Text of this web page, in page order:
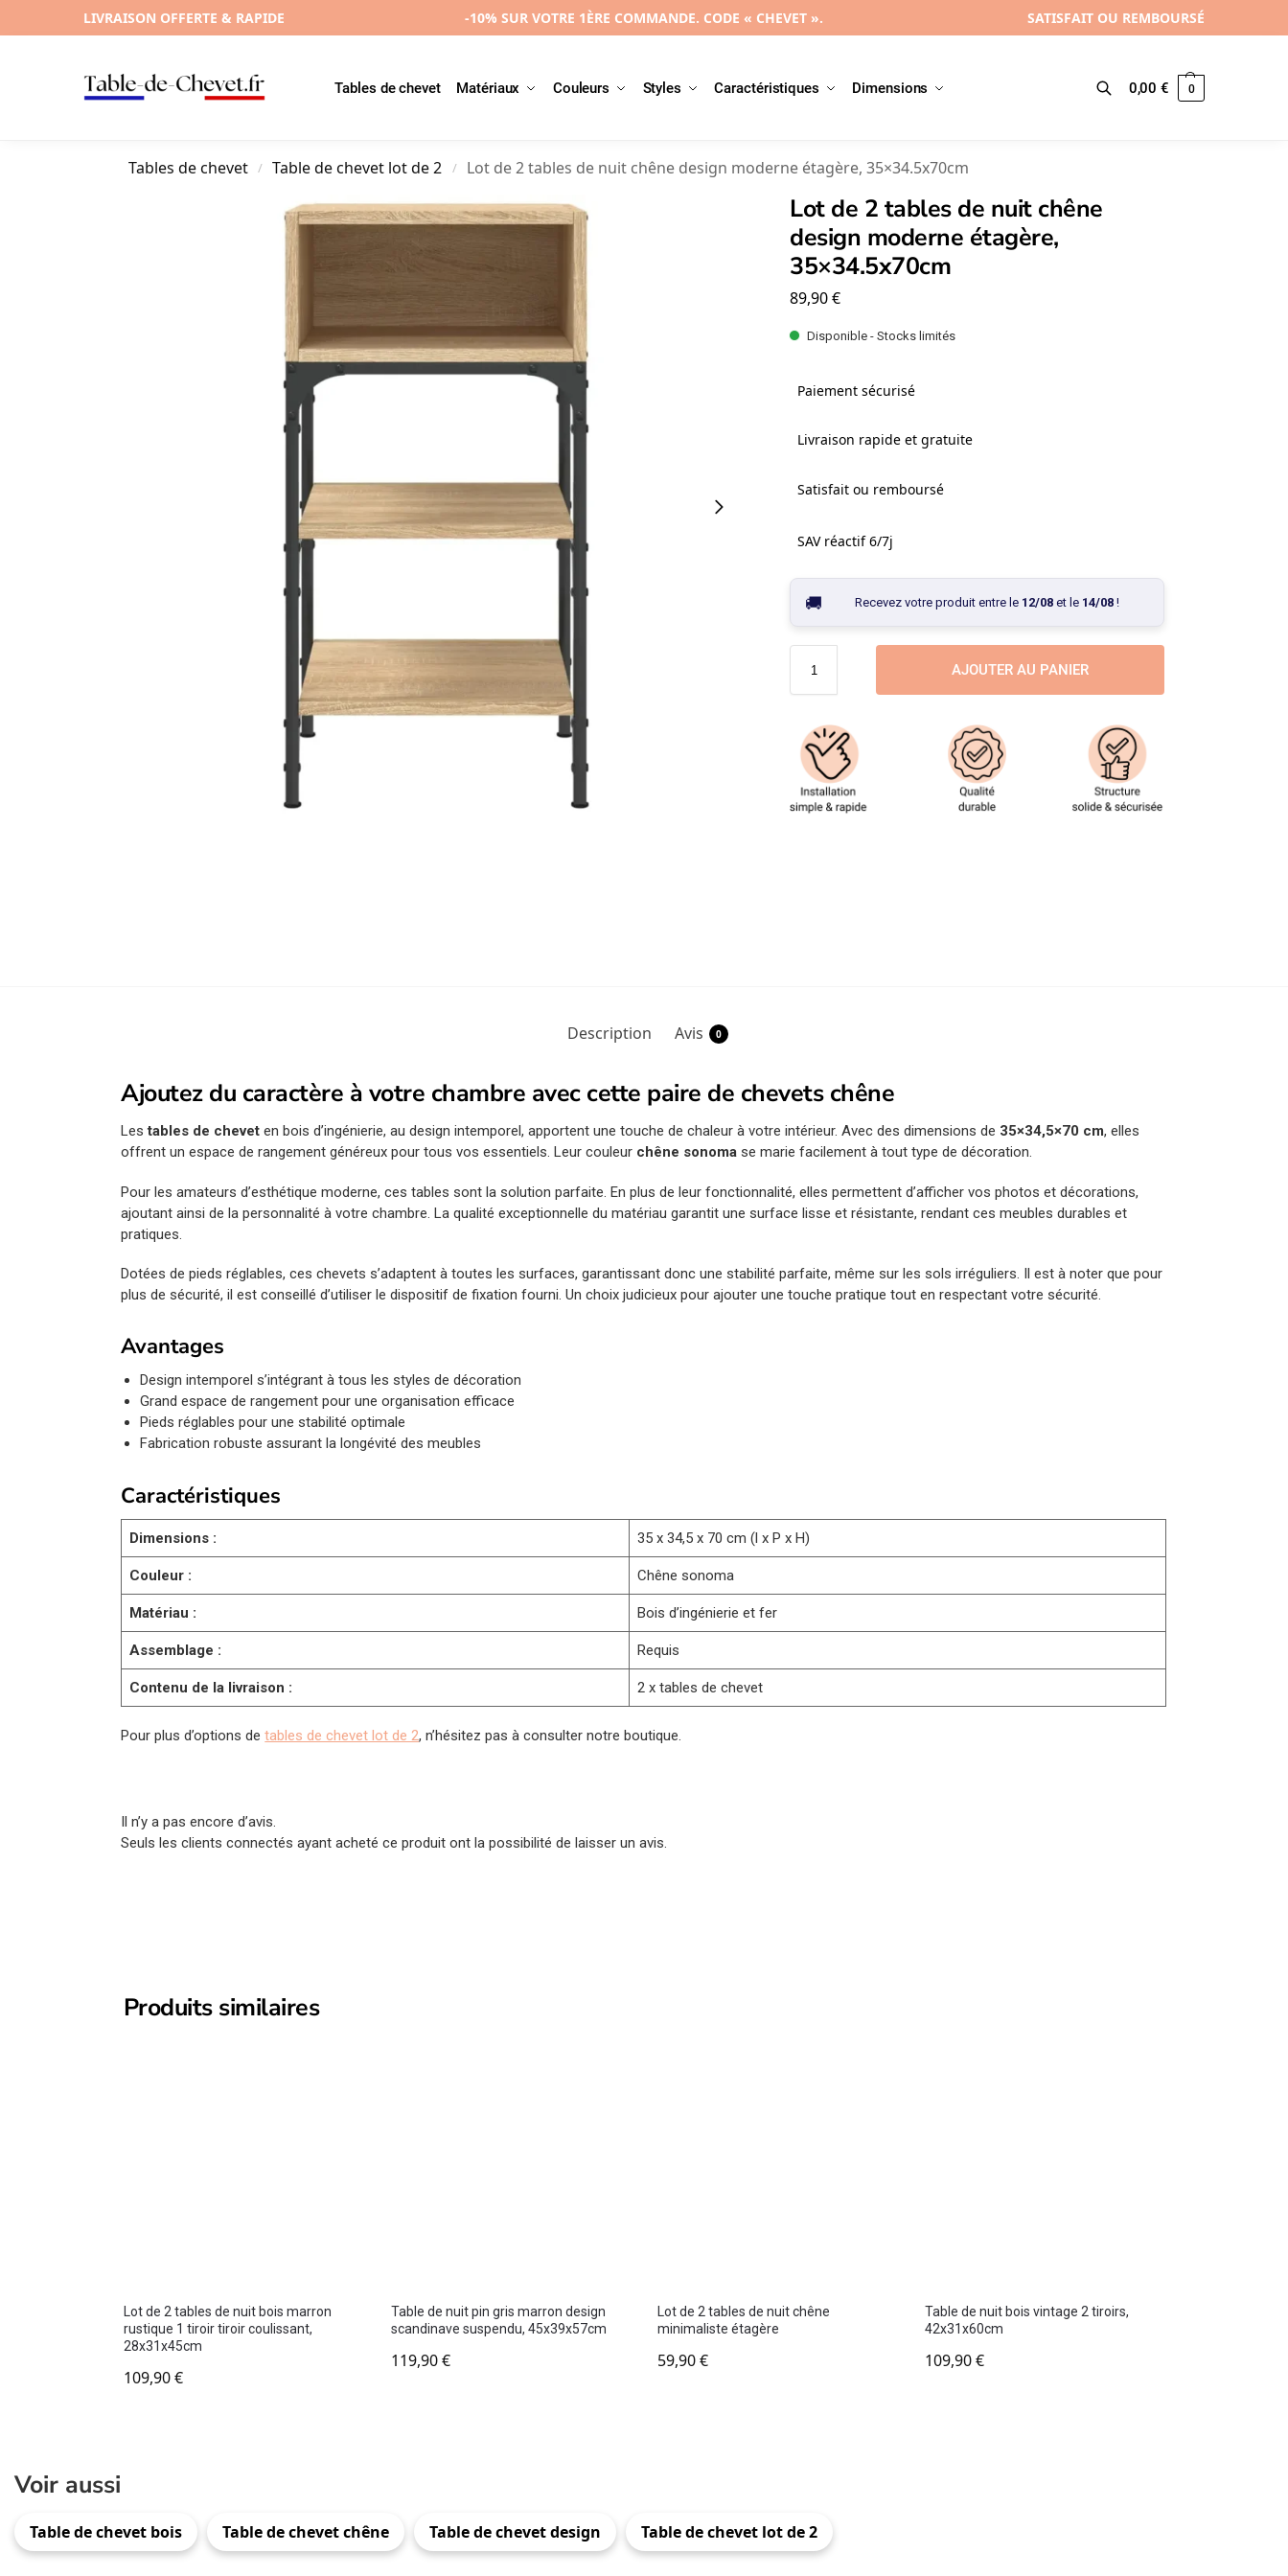
LIVRAISON OFFERTE & RAPIDE -10% SUR VOTRE 1ÈRE COMMANDE. CODE « CHEVET ». SATISFAIT OU REMBOURSÉ
Tables de chevet Matériaux Couleurs Styles Caractéristiques Dimensions
Recherche 0,00€ 0
Tables de chevet / Table de chevet lot de 2 / Lot de 2 tables de nuit chêne design moderne étagère, 35×34.5x70cm
Lot de 2 tables de nuit chêne
design moderne étagère,
35×34.5x70cm
89,90€
Disponible - Stocks limités
Paiement sécurisé
Livraison rapide et gratuite
Satisfait ou remboursé
SAV réactif 6/7j
Recevez votre produit entre le 12/08et le 14/08!
AJOUTER AU PANIER
Description Avis 0
Ajoutez du caractère à votre chambre avec cette paire de chevets chêne
Lestables de chevet en bois d’ingénierie, au design intemporel, apportent une touche de chaleur à votre intérieur. Avec des dimensions de 35×34,5×70 cm, elles
offrent un espace de rangement généreux pour tous vos essentiels. Leur couleur chêne sonoma se marie facilement à tout type de décoration.
Pour les amateurs d’esthétique moderne, ces tables sont la solution parfaite. En plus de leur fonctionnalité, elles permettent d’afficher vos photos et décorations,
ajoutant ainsi de la personnalité à votre chambre. La qualité exceptionnelle du matériau garantit une surface lisse et résistante, rendant ces meubles durables et
pratiques.
Dotées de pieds réglables, ces chevets s’adaptent à toutes les surfaces, garantissant donc une stabilité parfaite, même sur les sols irréguliers. Il est à noter que pour
plus de sécurité, il est conseillé d’utiliser le dispositif de fixation fourni. Un choix judicieux pour ajouter une touche pratique tout en respectant votre sécurité.
Avantages
Design intemporel s’intégrant à tous les styles de décoration
Grand espace de rangement pour une organisation efficace
Pieds réglables pour une stabilité optimale
Fabrication robuste assurant la longévité des meubles
Caractéristiques
Dimensions : 35 x 34,5 x 70 cm (l x P x H)
Couleur : Chêne sonoma
Matériau : Bois d’ingénierie et fer
Assemblage : Requis
Contenu de la livraison : 2 x tables de chevet
Pour plus d’options detables de chevet lot de 2, n’hésitez pas à consulter notre boutique.
Il n’y a pas encore d’avis.
Seuls les clients connectés ayant acheté ce produit ont la possibilité de laisser un avis.
Produits similaires
Lot de 2 tables de nuit bois marron
rustique 1 tiroir tiroir coulissant,
28x31x45cm
109,90€
Table de nuit pin gris marron design
scandinave suspendu, 45x39x57cm
119,90€
Lot de 2 tables de nuit chêne
minimaliste étagère
59,90€
Table de nuit bois vintage 2 tiroirs,
42x31x60cm
109,90€
Voir aussi
Table de chevet bois Table de chevet chêne Table de chevet design Table de chevet lot de 2